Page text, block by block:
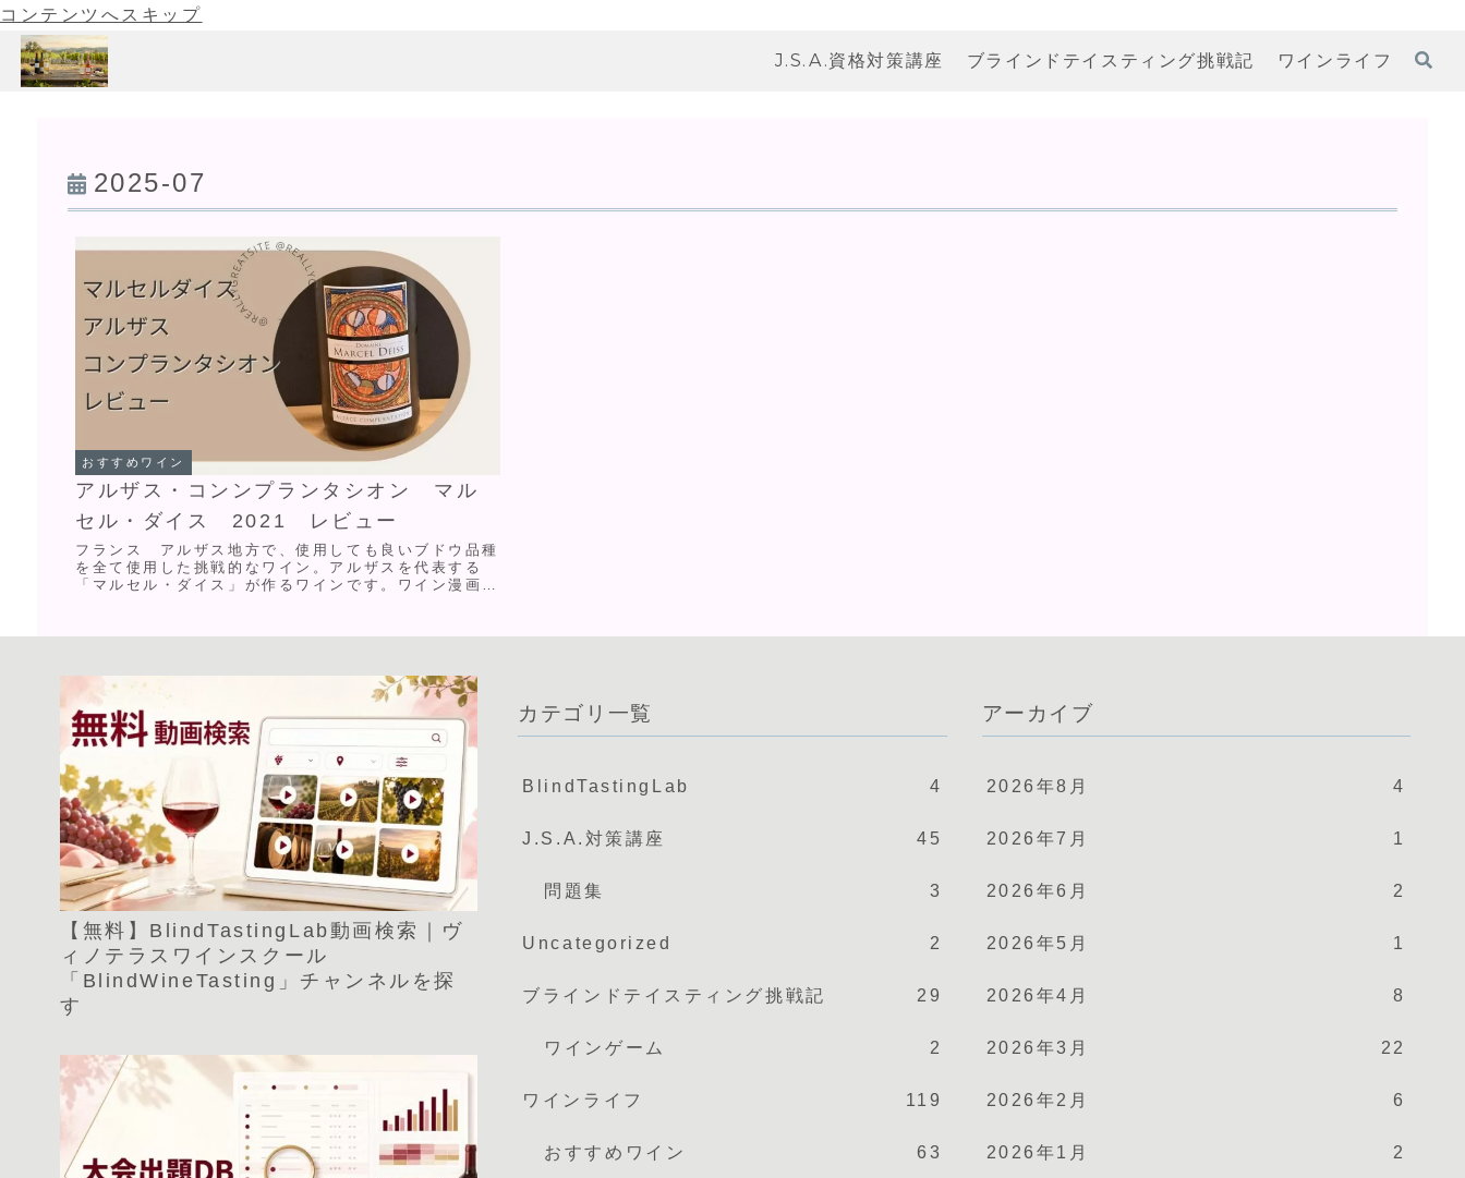
コンテンツへスキップ
J.S.A.資格対策講座 ブラインドテイスティング挑戦記 ワインライフ
2025-07
おすすめワイン
アルザス・コンンプランタシオン マル
セル・ダイス 2021 レビュー
フランス アルザス地方で、使用しても良いブドウ品種
を全て使用した挑戦的なワイン。アルザスを代表する
「マルセル・ダイス」が作るワインです。ワイン漫画
【無料】BlindTastingLab動画検索｜ヴ
ィノテラスワインスクール
「BlindWineTasting」チャンネルを探
す
カテゴリ一覧
BlindTastingLab 4
J.S.A.対策講座 45
問題集 3
Uncategorized 2
ブラインドテイスティング挑戦記 29
ワインゲーム 2
ワインライフ 119
おすすめワイン 63
アーカイブ
2026年8月 4
2026年7月 1
2026年6月 2
2026年5月 1
2026年4月 8
2026年3月 22
2026年2月 6
2026年1月 2